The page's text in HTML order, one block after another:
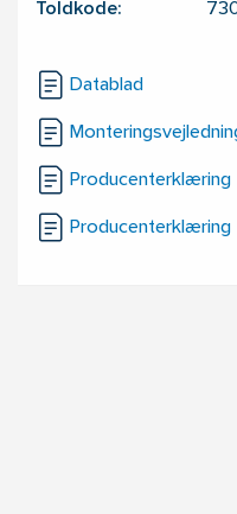
Toldkode:
Datablad
Producenterklæring
Producenterklæring